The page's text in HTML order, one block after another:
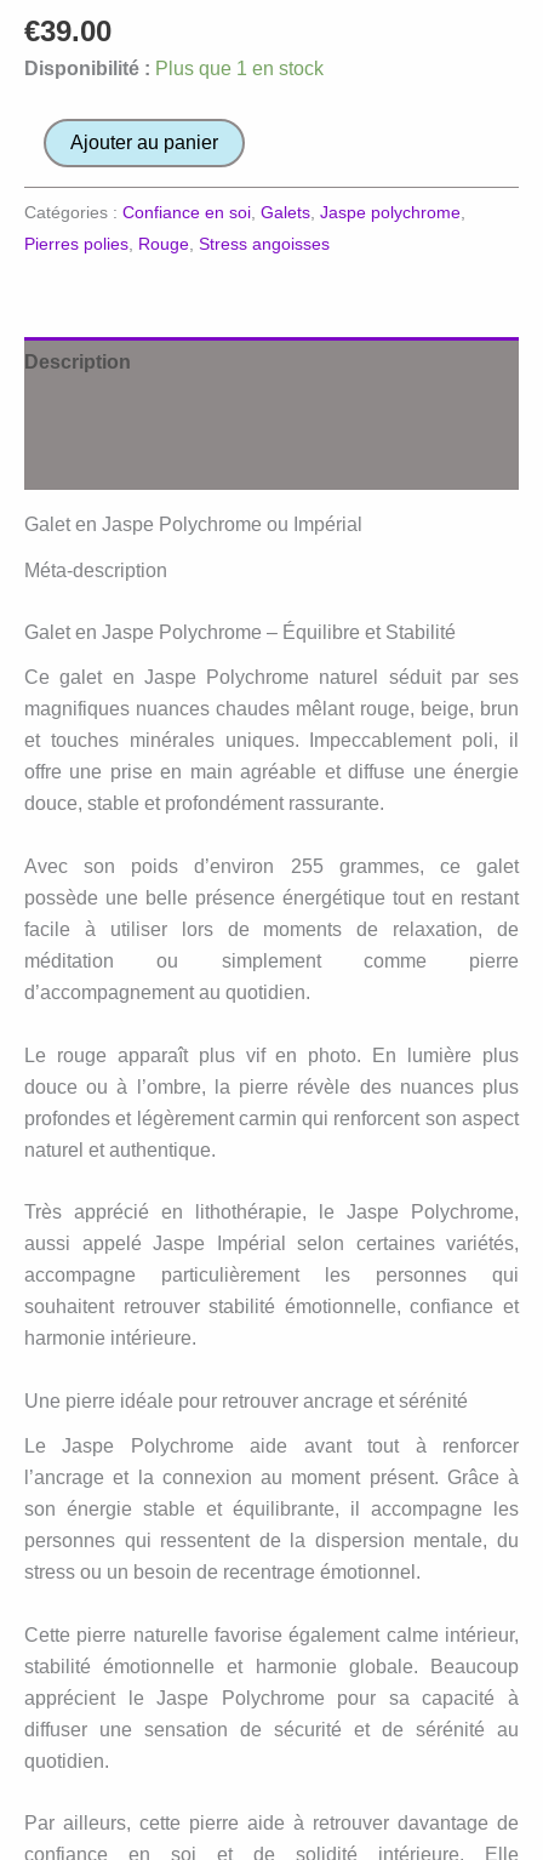
€39.00
Disponibilité : Plus que 1 en stock
quantitéAjouter au panier
Catégories : Confiance en soi, Galets, Jaspe polychrome,
Pierres polies, Rouge, Stress angoisses
Description
Galet en Jaspe Polychrome ou Impérial
Méta-description
Galet en Jaspe Polychrome – Équilibre et Stabilité
Ce galet en Jaspe Polychrome naturel séduit par ses
magnifiques nuances chaudes mêlant rouge, beige, brun
et touches minérales uniques. Impeccablement poli, il
offre une prise en main agréable et diffuse une énergie
douce, stable et profondément rassurante.
Avec son poids d’environ 255 grammes, ce galet
possède une belle présence énergétique tout en restant
facile à utiliser lors de moments de relaxation, de
méditation ou simplement comme pierre
d’accompagnement au quotidien.
Le rouge apparaît plus vif en photo. En lumière plus
douce ou à l’ombre, la pierre révèle des nuances plus
profondes et légèrement carmin qui renforcent son aspect
naturel et authentique.
Très apprécié en lithothérapie, le Jaspe Polychrome,
aussi appelé Jaspe Impérial selon certaines variétés,
accompagne particulièrement les personnes qui
souhaitent retrouver stabilité émotionnelle, confiance et
harmonie intérieure.
Une pierre idéale pour retrouver ancrage et sérénité
Le Jaspe Polychrome aide avant tout à renforcer
l’ancrage et la connexion au moment présent. Grâce à
son énergie stable et équilibrante, il accompagne les
personnes qui ressentent de la dispersion mentale, du
stress ou un besoin de recentrage émotionnel.
Cette pierre naturelle favorise également calme intérieur,
stabilité émotionnelle et harmonie globale. Beaucoup
apprécient le Jaspe Polychrome pour sa capacité à
diffuser une sensation de sécurité et de sérénité au
quotidien.
Par ailleurs, cette pierre aide à retrouver davantage de
confiance en soi et de solidité intérieure. Elle